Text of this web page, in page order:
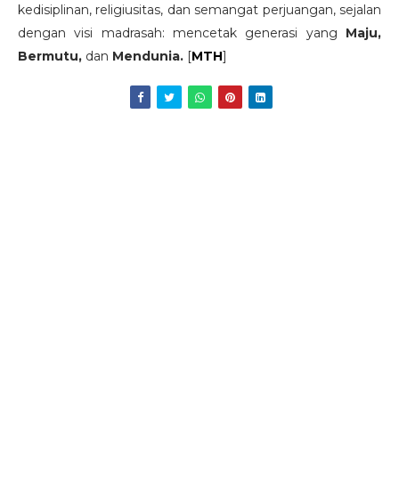
kedisiplinan, religiusitas, dan semangat perjuangan, sejalan
dengan visi madrasah: mencetak generasi yang Maju,
Bermutu, dan Mendunia. [MTH]